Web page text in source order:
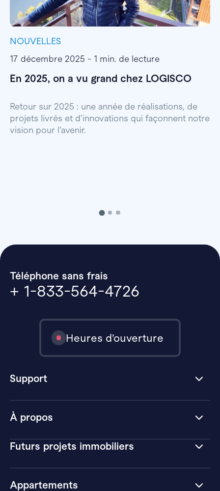
NOUVELLES
17 décembre 2025 - 1 min. de lecture
En 2025, on a vu grand chez LOGISCO
Retour sur 2025 : une année de réalisations, de
projets livrés et d’innovations qui façonnent notre
vision pour l’avenir.
À propos
Futurs projets immobiliers
Appartements
Téléphone sans frais
+ 1-833-564-4726
Heures d’ouverture
Support